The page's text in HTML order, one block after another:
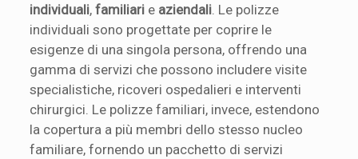
individuali,familiari e aziendali . Le polizze
individuali sono progettate per coprire le
esigenze di una singola persona, offrendo una
gamma di servizi che possono includere visite
specialistiche, ricoveri ospedalieri e interventi
chirurgici. Le polizze familiari, invece, estendono
la copertura a più membri dello stesso nucleo
familiare, fornendo un pacchetto di servizi